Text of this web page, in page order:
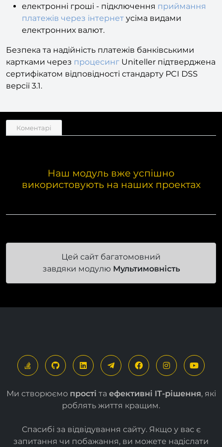
електронні гроші - підключення приймання
платежів через інтернет усіма видами
електронних валют.
Безпека та надійність платежів банківськими
картками через процесинг Uniteller підтверджена
сертифікатом відповідності стандарту PCI DSS
версії 3.1.
Коментарі
Наш модуль вже успішно
використовують на наших проектах
Цей сайт багатомовний
завдяки модулю Мультимовність
Ми створюємо прості та ефективні ІТ-рішення, які
роблять життя кращим.
Спасибі за відвідування сайту. Якщо у вас є
запитання чи побажання, ви можете надіслати